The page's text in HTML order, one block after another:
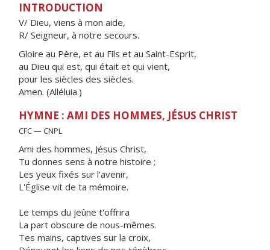
INTRODUCTION
V/ Dieu, viens à mon aide,
R/ Seigneur, à notre secours.
Gloire au Père, et au Fils et au Saint-Esprit,
au Dieu qui est, qui était et qui vient,
pour les siècles des siècles.
Amen. (Alléluia.)
HYMNE : AMI DES HOMMES, JÉSUS CHRIST
CFC — CNPL
Ami des hommes, Jésus Christ,
Tu donnes sens à notre histoire ;
Les yeux fixés sur l'avenir,
L'Église vit de ta mémoire.
Le temps du jeûne t'offrira
La part obscure de nous-mêmes.
Tes mains, captives sur la croix,